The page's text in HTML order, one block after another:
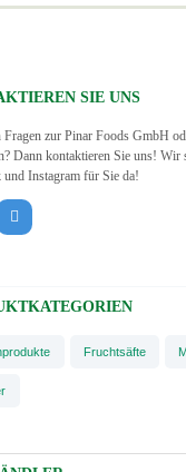
SIE UNS
Fragen zur Pinar Foods GmbH
Dann kontaktieren Sie uns! Wir
und Instagram für Sie da!
Fruchtsäfte